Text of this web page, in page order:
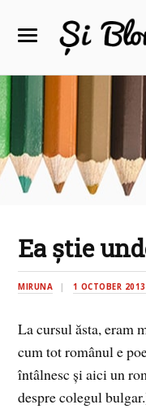
Ea ştie
MIRUNA 1 OCTOBER 2013
La cursul ăsta, eram
cum tot românul e
întâlnesc şi aici un
despre colegul